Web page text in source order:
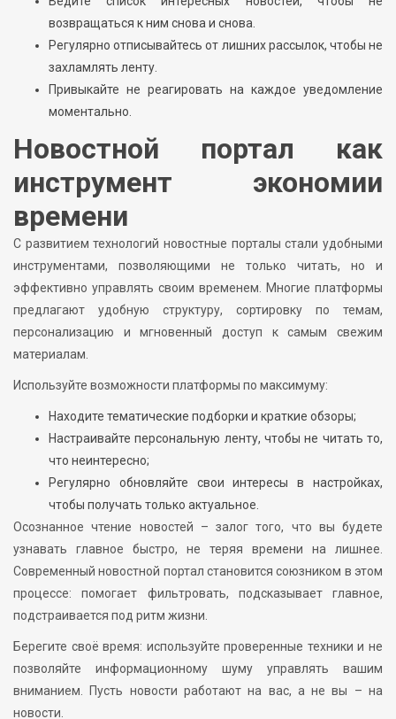
возвращаться к ним снова и снова.
Регулярно отписывайтесь от лишних рассылок, чтобы не
захламлять ленту.
Привыкайте не реагировать на каждое уведомление
моментально.
Новостной портал как
инструмент экономии
времени
С развитием технологий новостные порталы стали удобными
инструментами, позволяющими не только читать, но и
эффективно управлять своим временем. Многие платформы
предлагают удобную структуру, сортировку по темам,
персонализацию и мгновенный доступ к самым свежим
материалам.
Используйте возможности платформы по максимуму:
Находите тематические подборки и краткие обзоры;
Настраивайте персональную ленту, чтобы не читать то,
что неинтересно;
Регулярно обновляйте свои интересы в настройках,
чтобы получать только актуальное.
Осознанное чтение новостей – залог того, что вы будете
узнавать главное быстро, не теряя времени на лишнее.
Современный новостной портал становится союзником в этом
процессе: помогает фильтровать, подсказывает главное,
подстраивается под ритм жизни.
Берегите своё время: используйте проверенные техники и не
позволяйте информационному шуму управлять вашим
вниманием. Пусть новости работают на вас, а не вы – на
новости.